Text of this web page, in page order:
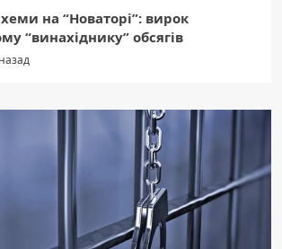
на “Новаторі”: вирок
“винахіднику” обсягів